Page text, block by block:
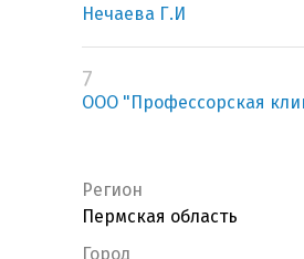
Нечаева Г.И
7
ООО "Профессорская
Регион
Пермская область
Город